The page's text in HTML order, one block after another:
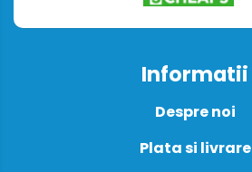
Informatii
Despre noi
Plata si livrare